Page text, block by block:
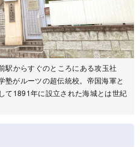
駅からすぐのところにある攻玉社
がルーツの超伝統校。帝国海軍と
て1891年に設立された海城とは世紀